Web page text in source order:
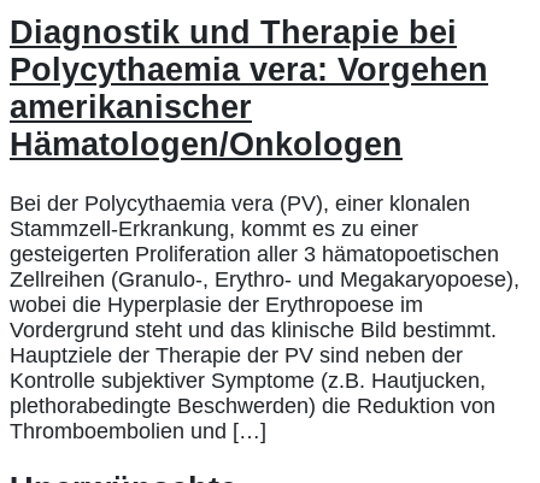
Diagnostik und Therapie bei
Polycythaemia vera: Vorgehen
amerikanischer
Hämatologen/Onkologen
Bei der Polycythaemia vera (PV), einer klonalen
Stammzell-Erkrankung, kommt es zu einer
gesteigerten Proliferation aller 3 hämatopoetischen
Zellreihen (Granulo-, Erythro- und Megakaryopoese),
wobei die Hyperplasie der Erythropoese im
Vordergrund steht und das klinische Bild bestimmt.
Hauptziele der Therapie der PV sind neben der
Kontrolle subjektiver Symptome (z.B. Hautjucken,
plethorabedingte Beschwerden) die Reduktion von
Thromboembolien und […]